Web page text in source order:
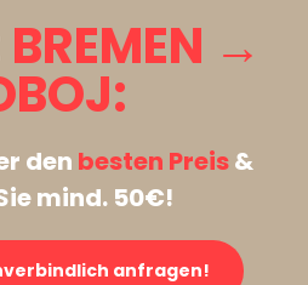
BREMEN →
den besten Preis&
mind. 50€!
anfragen!